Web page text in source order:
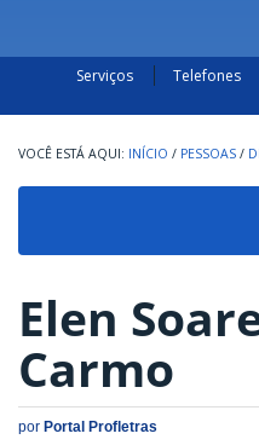
Serviços Telefones
INÍCIO / PESSOAS /
Elen
Carmo
por Portal Profletras